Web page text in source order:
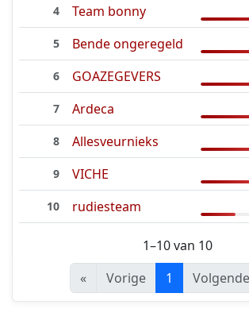
4 Team bonny
5 Bende ongeregeld
6 GOAZEGEVERS
7 Ardeca
8 Allesveurnieks
9 VICHE
10 rudiesteam
1–10 van 10
«
Vorige 1 Volgende